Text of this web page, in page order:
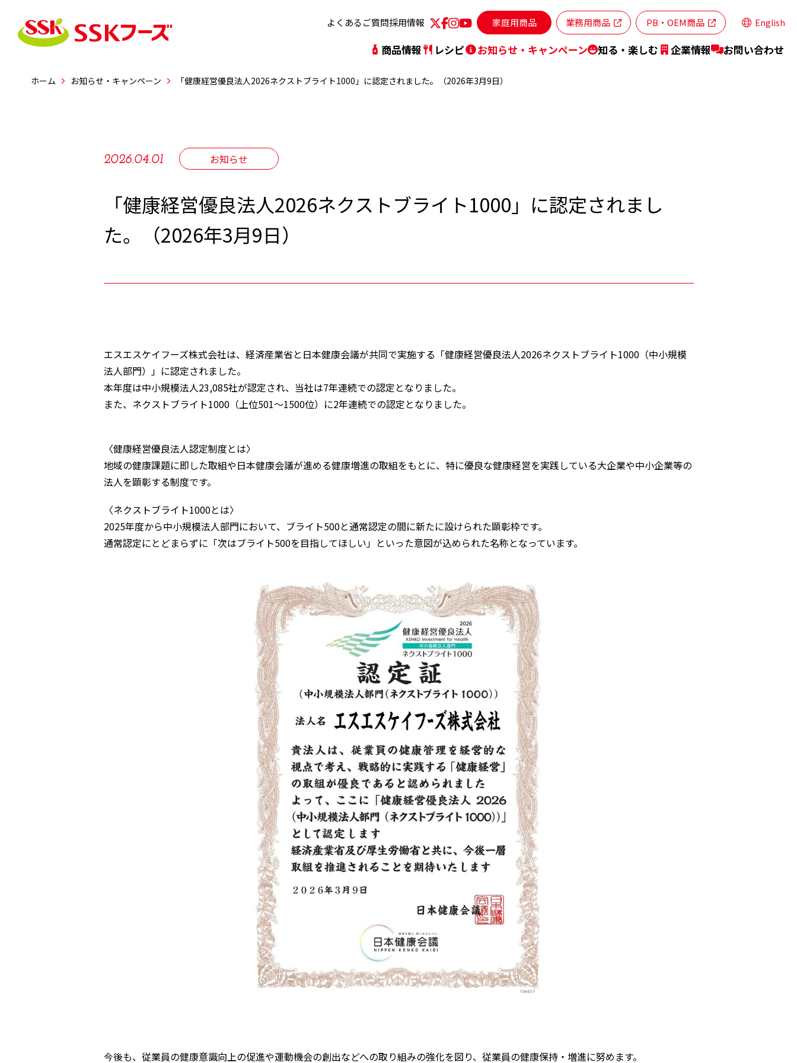
商品情報
新商品
レシピ
おすすめレシピ 人気レシピランキング
お知らせ・キャンペーン 知る・楽しむ 企業情報
志（こころざし）・行動指針
会社概要 沿革・社史 事業所・ネットワーク
事業紹介
お問い合わせ
よくあるご質問採用情報 家庭用商品 業務用商品 PB・OEM商品 English
ホーム お知らせ・キャンペーン 「健康経営優良法人2026ネクストブライト1000」に認定されました。（2026年3月9日）
2026.04.01 お知らせ
「健康経営優良法人2026ネクストブライト1000」に認定されまし
た。（2026年3月9日）
エスエスケイフーズ株式会社は、経済産業省と日本健康会議が共同で実施する「健康経営優良法人2026ネクストブライト1000（中小規模
法人部門）」に認定されました。
本年度は中小規模法人23,085社が認定され、当社は7年連続での認定となりました。
また、ネクストブライト1000（上位501～1500位）に2年連続での認定となりました。
〈健康経営優良法人認定制度とは〉
地域の健康課題に即した取組や日本健康会議が進める健康増進の取組をもとに、特に優良な健康経営を実践している大企業や中小企業等の
法人を顕彰する制度です。
〈ネクストブライト1000とは〉
2025年度から中小規模法人部門において、ブライト500と通常認定の間に新たに設けられた顕彰枠です。
通常認定にとどまらずに「次はブライト500を目指してほしい」といった意図が込められた名称となっています。
今後も、従業員の健康意識向上の促進や運動機会の創出などへの取り組みの強化を図り、従業員の健康保持・増進に努めます。